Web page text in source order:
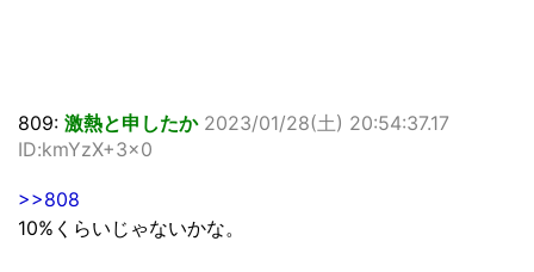
809: 激熱と申したか 2023/01/28(土) 20:54:37.17
ID:kmYzX+3x0
>>808
10%くらいじゃないかな。